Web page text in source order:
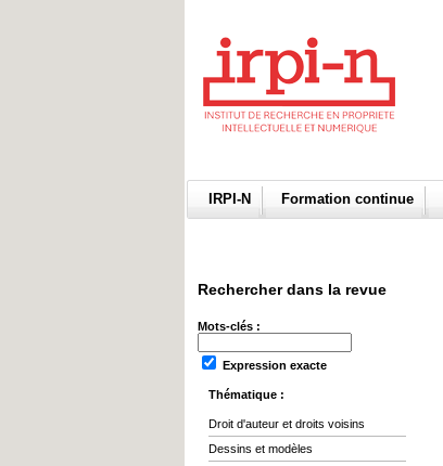
IRPI-N Formation continue
Rechercher dans la revue
Mots-clés :
Expression exacte
Thématique :
Droit d'auteur et droits voisins
Dessins et modèles